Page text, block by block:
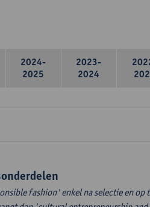
2024-
2025
2023-
2024
fashion' enkel na selectie en op